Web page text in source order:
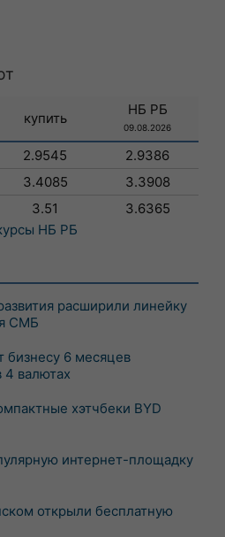
купить
НБ РБ
09.08.2026
2.9545
2.9386
3.4085
3.3908
3.51
3.6365
НБ РБ
расширили линейку
СМБ
бизнесу 6 месяцев
4 валютах
хэтчбеки BYD
интернет-площадку
открыли бесплатную